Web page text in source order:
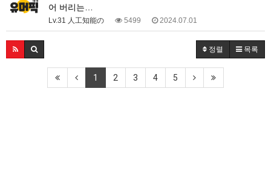
어 버리는…
Lv.31 人工知能の 5499 2024.07.01
정렬 목록
1 2 3 4 5